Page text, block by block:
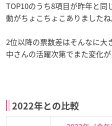
TOP10のうち8項目が昨年と
動がちょこちょこありましたね
2位以降の票数差はそんなに大
中さんの活躍次第でまた変化
2022年との比較